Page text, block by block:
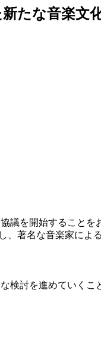
たな音楽文
議を開始することを
、著名な音楽家によ
検討を進めていくこ